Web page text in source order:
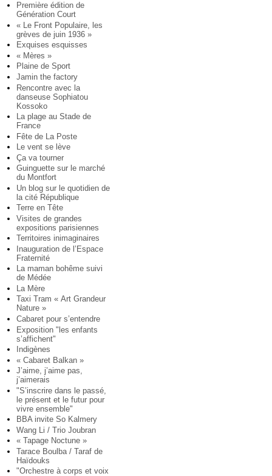
Première édition de
Génération Court
« Le Front Populaire, les
grèves de juin 1936 »
Exquises esquisses
« Mères »
Plaine de Sport
Jamin the factory
Rencontre avec la
danseuse Sophiatou
Kossoko
La plage au Stade de
France
Fête de La Poste
Le vent se lève
Ça va tourner
Guinguette sur le marché
du Montfort
Un blog sur le quotidien de
la cité République
Terre en Tête
Visites de grandes
expositions parisiennes
Territoires inimaginaires
Inauguration de l’Espace
Fraternité
La maman bohême suivi
de Médée
La Mère
Taxi Tram « Art Grandeur
Nature »
Cabaret pour s’entendre
Exposition "les enfants
s’affichent"
Indigènes
« Cabaret Balkan »
J’aime, j’aime pas,
j’aimerais
"S’inscrire dans le passé,
le présent et le futur pour
vivre ensemble"
BBA invite So Kalmery
Wang Li / Trio Joubran
« Tapage Noctune »
Tarace Boulba / Taraf de
Haïdouks
"Orchestre à corps et voix